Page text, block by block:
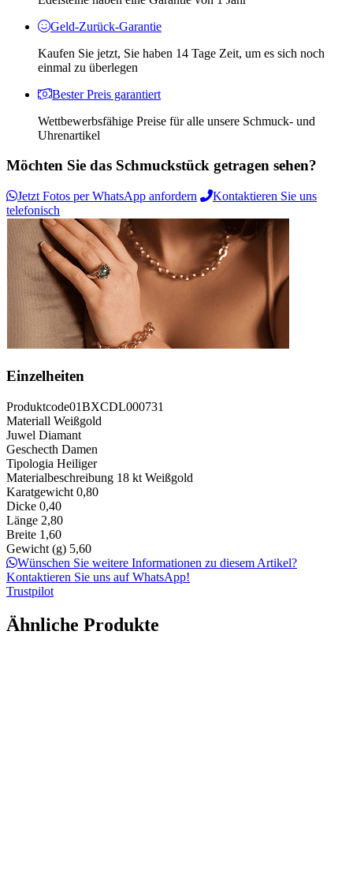
Geld-Zurück-Garantie
Kaufen Sie jetzt, Sie haben 14 Tage Zeit, um es sich noch
einmal zu überlegen
Bester Preis garantiert
Wettbewerbsfähige Preise für alle unsere Schmuck- und
Uhrenartikel
Möchten Sie das Schmuckstück getragen sehen?
Jetzt Fotos per WhatsApp anfordern
Kontaktieren Sie uns
telefonisch
Einzelheiten
Produktcode01BXCDL000731
Materiall Weißgold
Juwel Diamant
Geschecth Damen
Tipologia Heiliger
Materialbeschreibung 18 kt Weißgold
Karatgewicht 0,80
Dicke 0,40
Länge 2,80
Breite 1,60
Gewicht (g) 5,60
Wünschen Sie weitere Informationen zu diesem Artikel?
Kontaktieren Sie uns auf WhatsApp!
Trustpilot
Ähnliche Produkte